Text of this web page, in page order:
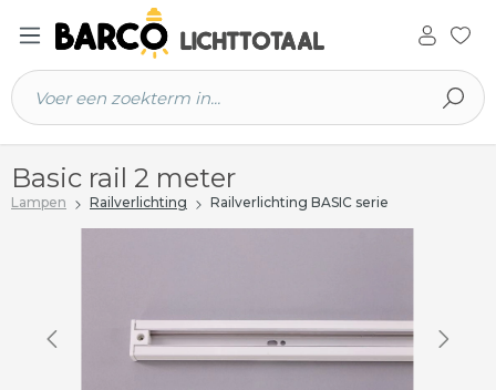
hoofdinhoud
Basic rail 2 meter
Lampen Railverlichting Railverlichting BASIC serie